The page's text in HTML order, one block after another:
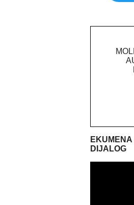
DIJALOG